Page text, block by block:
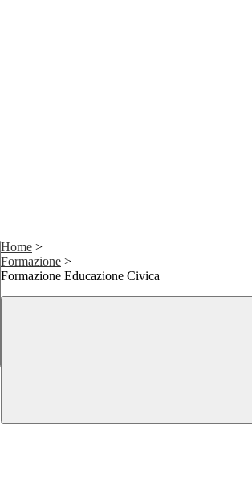
Home >
Formazione >
Formazione Educazione Civica